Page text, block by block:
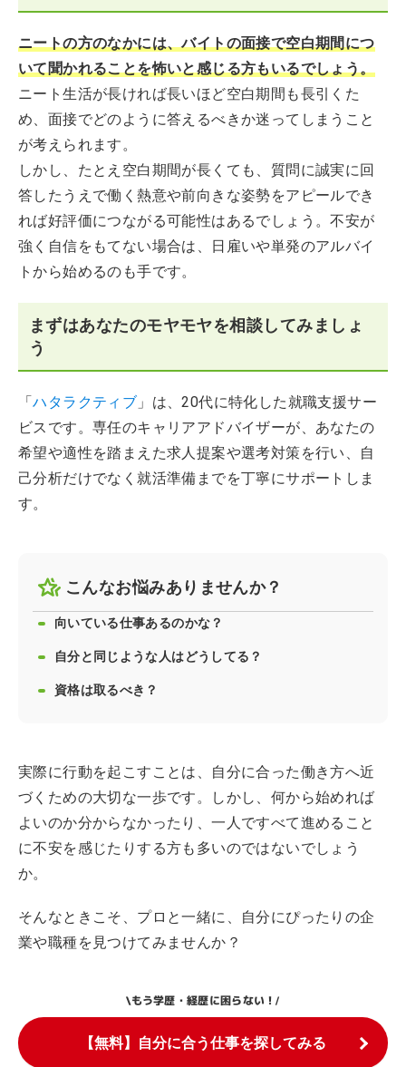
ニートの方のなかには、バイトの面接で空白期間につ
いて聞かれることを怖いと感じる方もいるでしょう。
ニート生活が長ければ長いほど空白期間も長引くた
め、面接でどのように答えるべきか迷ってしまうこと
が考えられます。
しかし、たとえ空白期間が長くても、質問に誠実に回
答したうえで働く熱意や前向きな姿勢をアピールでき
れば好評価につながる可能性はあるでしょう。不安が
強く自信をもてない場合は、日雇いや単発のアルバイ
トから始めるのも手です。
まずはあなたのモヤモヤを相談してみましょ
う
「ハタラクティブ 」は、20代に特化した就職支援サー
ビスです。専任のキャリアアドバイザーが、あなたの
希望や適性を踏まえた求人提案や選考対策を行い、自
己分析だけでなく就活準備までを丁寧にサポートしま
す。
こんなお悩みありませんか？
向いている仕事あるのかな？
自分と同じような人はどうしてる？
資格は取るべき？
実際に行動を起こすことは、自分に合った働き方へ近
づくための大切な一歩です。しかし、何から始めれば
よいのか分からなかったり、一人ですべて進めること
に不安を感じたりする方も多いのではないでしょう
か。
そんなときこそ、プロと一緒に、自分にぴったりの企
業や職種を見つけてみませんか？
\もう学歴・経歴に困らない！/
【無料】自分に合う仕事を探してみる